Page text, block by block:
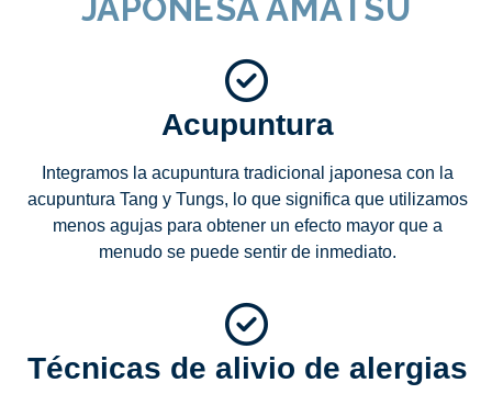
JAPONESA AMATSU
Acupuntura
Integramos la acupuntura tradicional japonesa con la
acupuntura Tang y Tungs, lo que significa que utilizamos
menos agujas para obtener un efecto mayor que a
menudo se puede sentir de inmediato.
Técnicas de alivio de alergias